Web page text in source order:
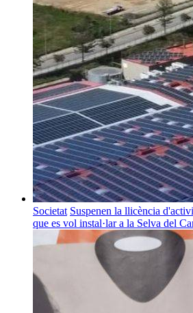
Societat Suspenen la llicència
que es vol instal·lar a la Selva del